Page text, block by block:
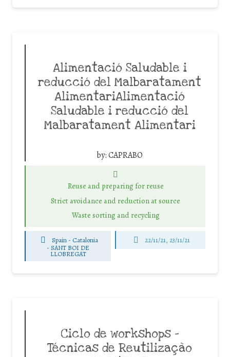
Alimentació Saludable i
reducció del Malbaratament
AlimentariAlimentació
Saludable i reducció del
Malbaratament Alimentari
by:CAPRABO
Reuse and preparing for reuse
Strict avoidance and reduction at source
Waste sorting and recycling
Spain - Catalonia
-SANT BOI DE
LLOBREGAT
22/11/21, 23/11/21
Ciclo de workshops –
Técnicas de Reutilização